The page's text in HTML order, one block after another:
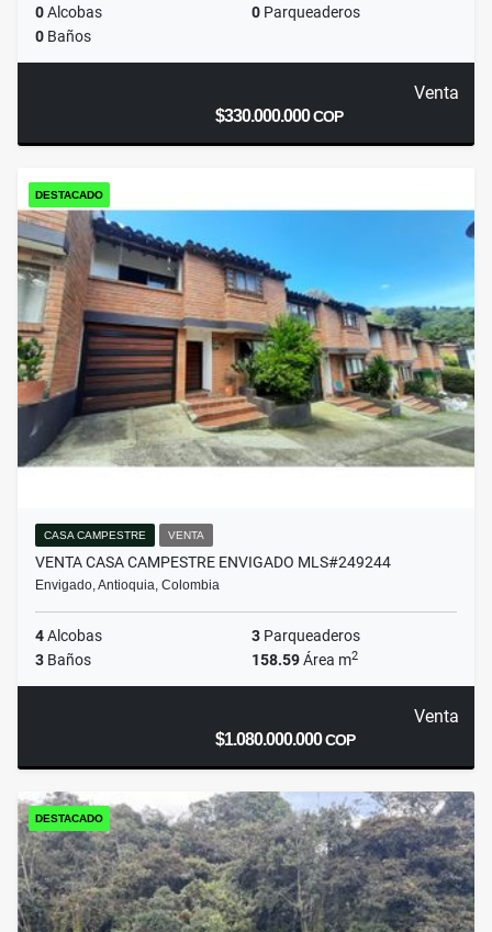
0Alcobas 0 Parqueaderos
0 Baños
Venta
$330.000.000COP
DESTACADO
CASA CAMPESTRE VENTA
VENTA CASA CAMPESTRE ENVIGADO MLS#249244
Envigado, Antioquia, Colombia
4Alcobas 3 Parqueaderos
3 Baños 158.59Área m2
Venta
$1.080.000.000COP
DESTACADO